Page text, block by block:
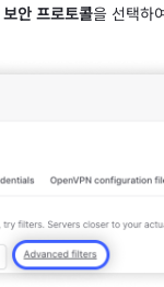
보안 프로토콜을 선택하